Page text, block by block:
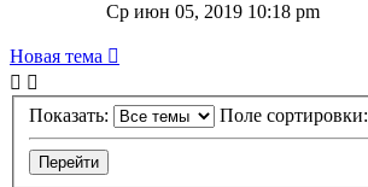
Ср июн 05, 2019 10:18 pm
Новая тема
Показать: Поле сортировки: